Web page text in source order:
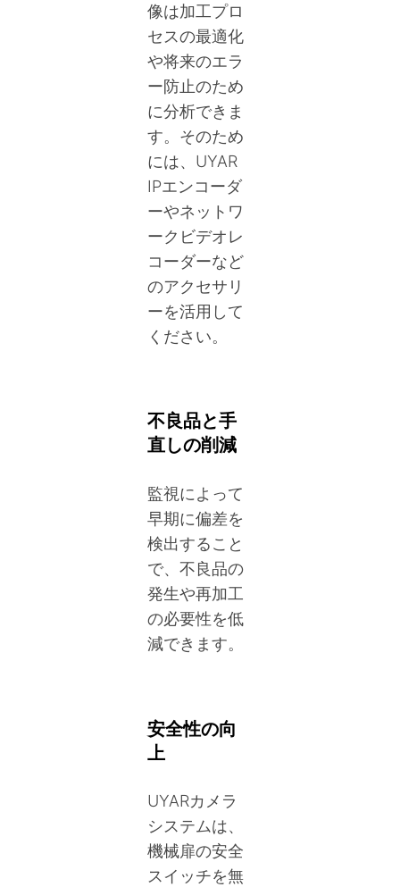
像は加工プロ
セスの最適化
や将来のエラ
ー防止のため
に分析できま
す。そのため
には、UYAR
IPエンコーダ
ーやネットワ
ークビデオレ
コーダーなど
のアクセサリ
ーを活用して
ください。
不良品と手
直しの削減
監視によって
早期に偏差を
検出すること
で、不良品の
発生や再加工
の必要性を低
減できます。
安全性の向
上
UYARカメラ
システムは、
機械扉の安全
スイッチを無